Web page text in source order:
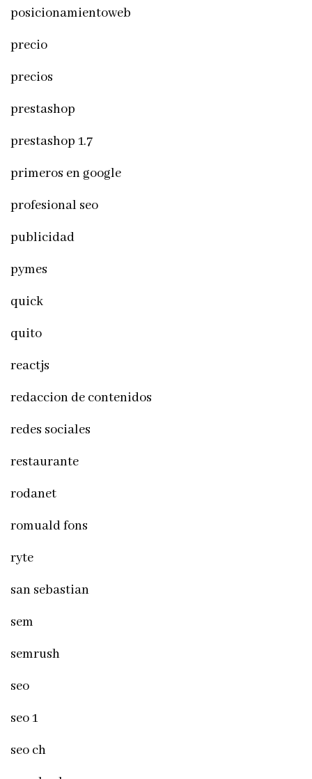
posicionamientoweb
precio
precios
prestashop
prestashop 1.7
primeros en google
profesional seo
publicidad
pymes
quick
quito
reactjs
redaccion de contenidos
redes sociales
restaurante
rodanet
romuald fons
ryte
san sebastian
sem
semrush
seo
seo 1
seo ch